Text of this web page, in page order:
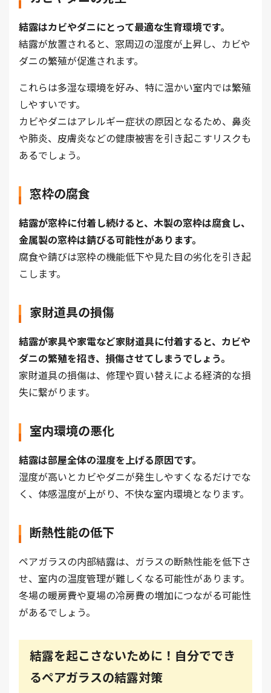
結露はカビやダニにとって最適な生育環境です。
結露が放置されると、窓周辺の湿度が上昇し、カビや
ダニの繁殖が促進されます。
これらは多湿な環境を好み、特に温かい室内では繁殖
しやすいです。
カビやダニはアレルギー症状の原因となるため、鼻炎
や肺炎、皮膚炎などの健康被害を引き起こすリスクも
あるでしょう。
窓枠の腐食
結露が窓枠に付着し続けると、木製の窓枠は腐食し、
金属製の窓枠は錆びる可能性があります。
腐食や錆びは窓枠の機能低下や見た目の劣化を引き起
こします。
家財道具の損傷
結露が家具や家電など家財道具に付着すると、カビや
ダニの繁殖を招き、損傷させてしまうでしょう。
家財道具の損傷は、修理や買い替えによる経済的な損
失に繋がります。
室内環境の悪化
結露は部屋全体の湿度を上げる原因です。
湿度が高いとカビやダニが発生しやすくなるだけでな
く、体感温度が上がり、不快な室内環境となります。
断熱性能の低下
ペアガラスの内部結露は、ガラスの断熱性能を低下さ
せ、室内の温度管理が難しくなる可能性があります。
冬場の暖房費や夏場の冷房費の増加につながる可能性
があるでしょう。
結露を起こさないために！自分ででき
るペアガラスの結露対策